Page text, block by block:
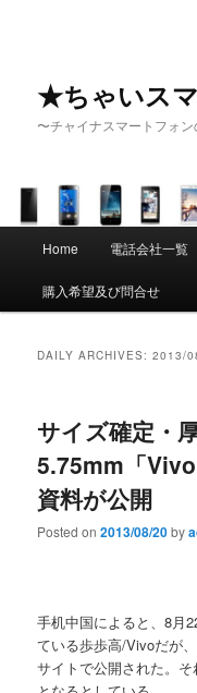
★ちゃいス
〜チャイナスマートフォ
Skip to primary content
Skip to secondary
Home 電話会社一覧
購入希望及び問合せ
DAILY ARCHIVES:2013/
サイズ確定・
5.75mm「
資料が公開
Posted on2013/08/20by
手机中国によると、8月
ている歩歩高/Vivoだが
サイトで公開された。